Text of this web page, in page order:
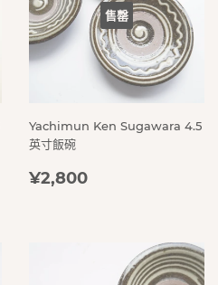
售罄
Yachimun Ken Sugawara 4.5
英寸飯碗
定
¥2,800